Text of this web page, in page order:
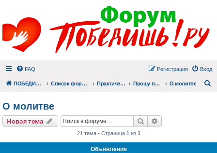
FAQ Вход
Регистрация
ПОБЕДИШЬ.РУ Список форумов Практический раздел Прошу помолиться О молитве
О молитве
Новая тема Поиск
21 тема • Страница 1 из 1
Объявления